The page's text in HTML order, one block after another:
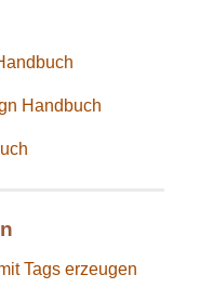
Handbuch
Tags erzeugen